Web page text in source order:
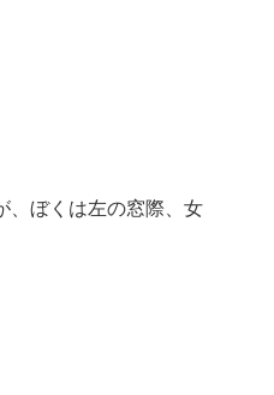
、ぼくは左の窓際、女